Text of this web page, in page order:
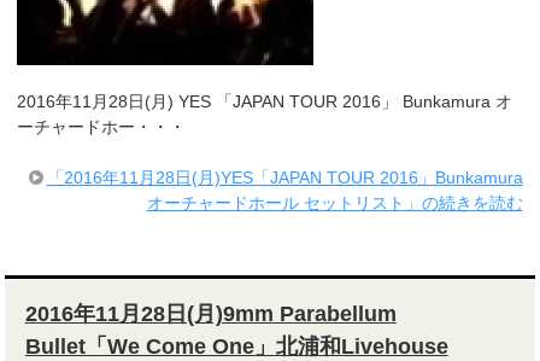
2016年11月28日(月) YES 「JAPAN TOUR 2016」 Bunkamura オ
ーチャードホー・・・
「2016年11月28日(月)YES「JAPAN TOUR 2016」Bunkamura
オーチャードホール セットリスト」の続きを読む
2016年11月28日(月)9mm Parabellum
Bullet「We Come One」北浦和Livehouse